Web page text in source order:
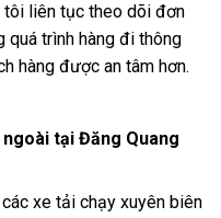
tôi liên tục theo dõi đơn
quá trình hàng đi thông
hàng được an tâm hơn.
tại Đăng Quang
xe tải chạy xuyên biên